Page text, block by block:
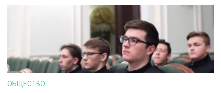
ОБЩЕСТВО